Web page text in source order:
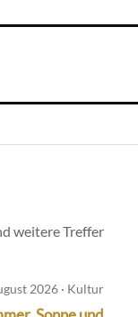
weitere Treffer
2026 · Kultur